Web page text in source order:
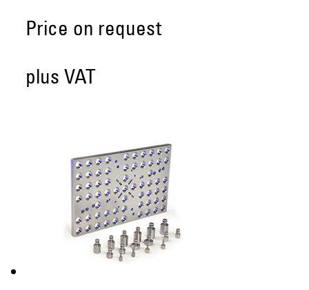
Price on request
plus VAT